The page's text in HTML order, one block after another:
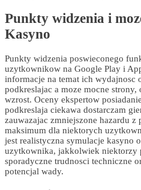
Punkty widzenia i
Kasyno
Punkty widzenia poswieconego
uzytkownikow na Google Play i
informacje na temat ich wydajnosc
podkreslajac a moze mocne
wzrost. Oceny ekspertow
podkreslaja ciekawa dostarczam
zauwazajac zmniejszone hazardu
maksimum dla niektorych
jest realistyczna symulacje kasyno
uzytkownika, jakkolwiek niektorzy
sporadyczne trudnosci techniczne
potencjal wady.